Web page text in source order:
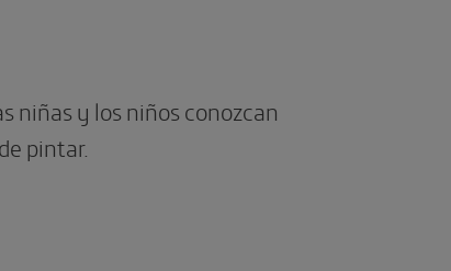
niñas y los niños conozcan
pintar.